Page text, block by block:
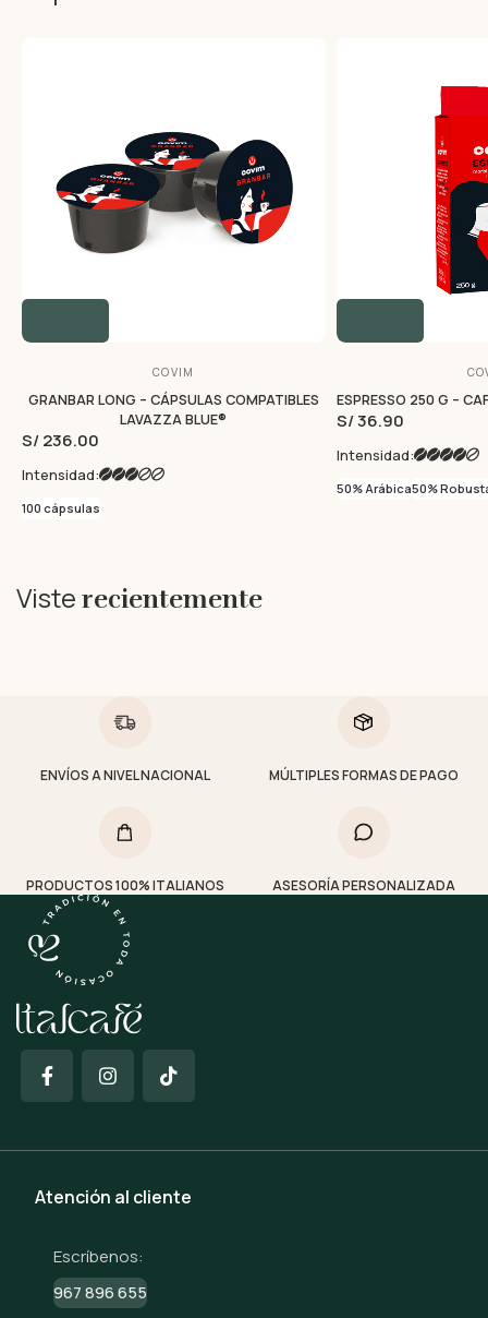
COVIM
GRANBAR LONG – CÁPSULAS COMPATIBLES
LAVAZZA BLUE®
S/ 236.00
Intensidad:
100 cápsulas
ESPRESSO 250 G –
S/ 36.90
Intensidad:
50% Arábica50%
Viste recientemente
ENVÍOS A NIVEL NACIONAL MÚLTIPLES FORMAS DE PAGO
PRODUCTOS 100% ITALIANOS ASESORÍA PERSONALIZADA
Atención al cliente
Escríbenos:
967 896 655